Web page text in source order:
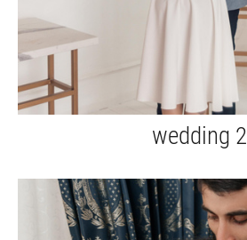
wedding 2